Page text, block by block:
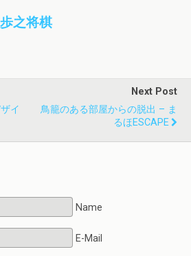
歩之将棋
イ
Next Post
鳥籠のある部屋からの脱出 – ま
るほESCAPE
Name
E-Mail